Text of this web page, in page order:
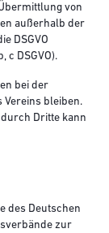
von
außerhalb der
DSGVO
c DSGVO).
bei der
Vereins bleiben.
Dritte kann
des Deutschen
zur